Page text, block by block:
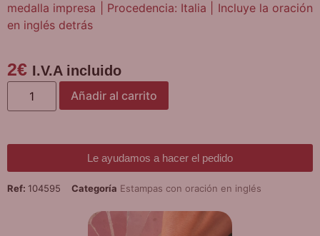
medalla impresa | Procedencia: Italia | Incluye la oración
en inglés detrás
2€ I.V.A incluido
Añadir al carrito
Le ayudamos a hacer el pedido
Ref: 104595 Categoría Estampas con oración en inglés